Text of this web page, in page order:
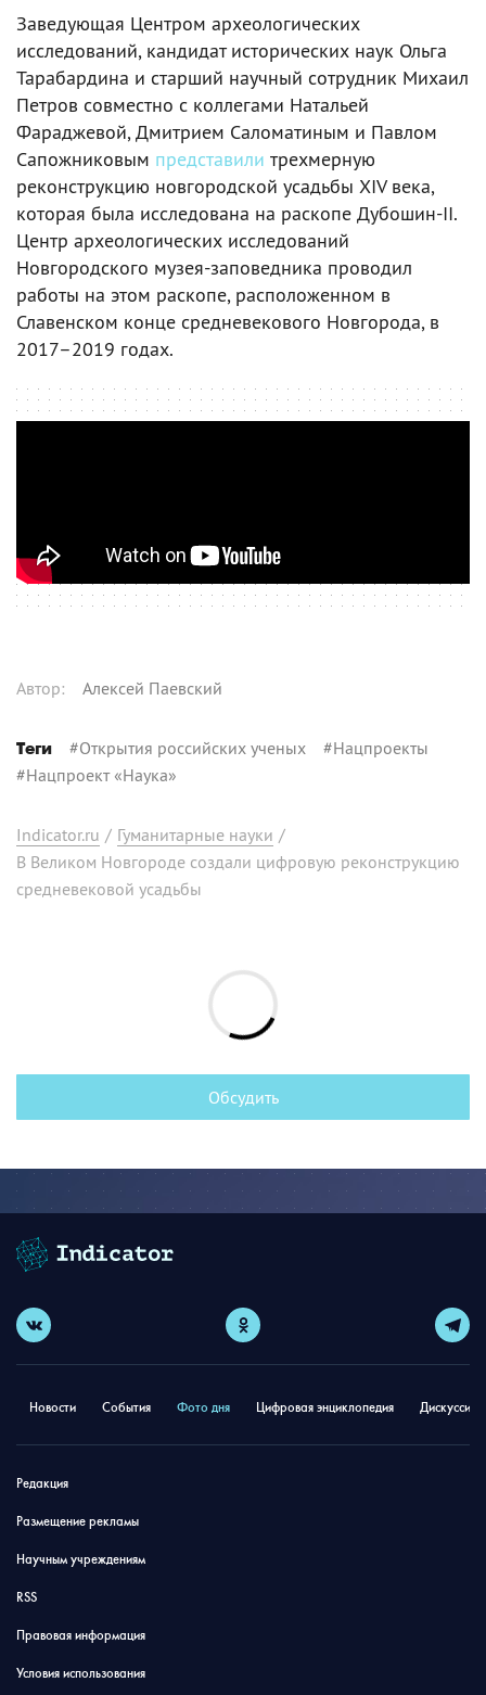
Заведующая Центром археологических
исследований, кандидат исторических наук Ольга
Тарабардина и старший научный сотрудник Михаил
Петров совместно с коллегами Натальей
Фараджевой, Дмитрием Саломатиным и Павлом
Сапожниковым представили трехмерную
реконструкцию новгородской усадьбы XIV века,
которая была исследована на раскопе Дубошин-II.
Центр археологических исследований
Новгородского музея-заповедника проводил
работы на этом раскопе, расположенном в
Славенском конце средневекового Новгорода, в
2017–2019 годах.
Автор: Алексей Паевский
Теги #Открытия российских ученых #Нацпроекты
#Нацпроект «Наука»
Indicator.ru / Гуманитарные науки /
В Великом Новгороде создали цифровую реконструкцию
средневековой усадьбы
Обсудить
Новости События Фото дня Цифровая энциклопедия
Редакция
Размещение рекламы
Научным учреждениям
RSS
Правовая информация
Условия использования